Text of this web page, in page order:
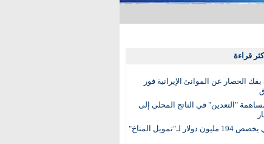
قراءة
بفك الحصار عن الموانئ الإيرانية فور
"التعدين" في الناتج المحلي إلى
البنك الدولي يخصص 194 مليون دولار لـ"تمويل المناخ"